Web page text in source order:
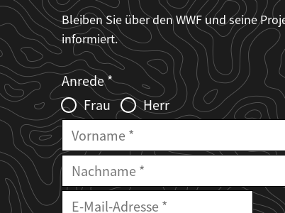
Bleiben Sie über den WWF und seine
informiert.
Web2Case
Infofelder
Fieldset
anrede_name
Anrede
Frau
Herr
Vorname
Nachname
E-
Mailadresse